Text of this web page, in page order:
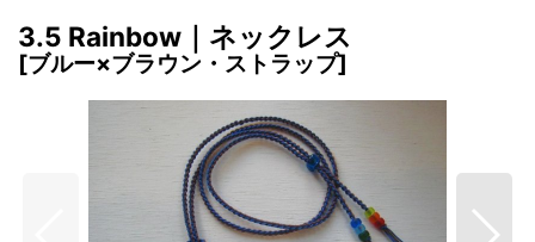
3.5 Rainbow｜ネックレス
[ブルー×ブラウン・ストラップ]